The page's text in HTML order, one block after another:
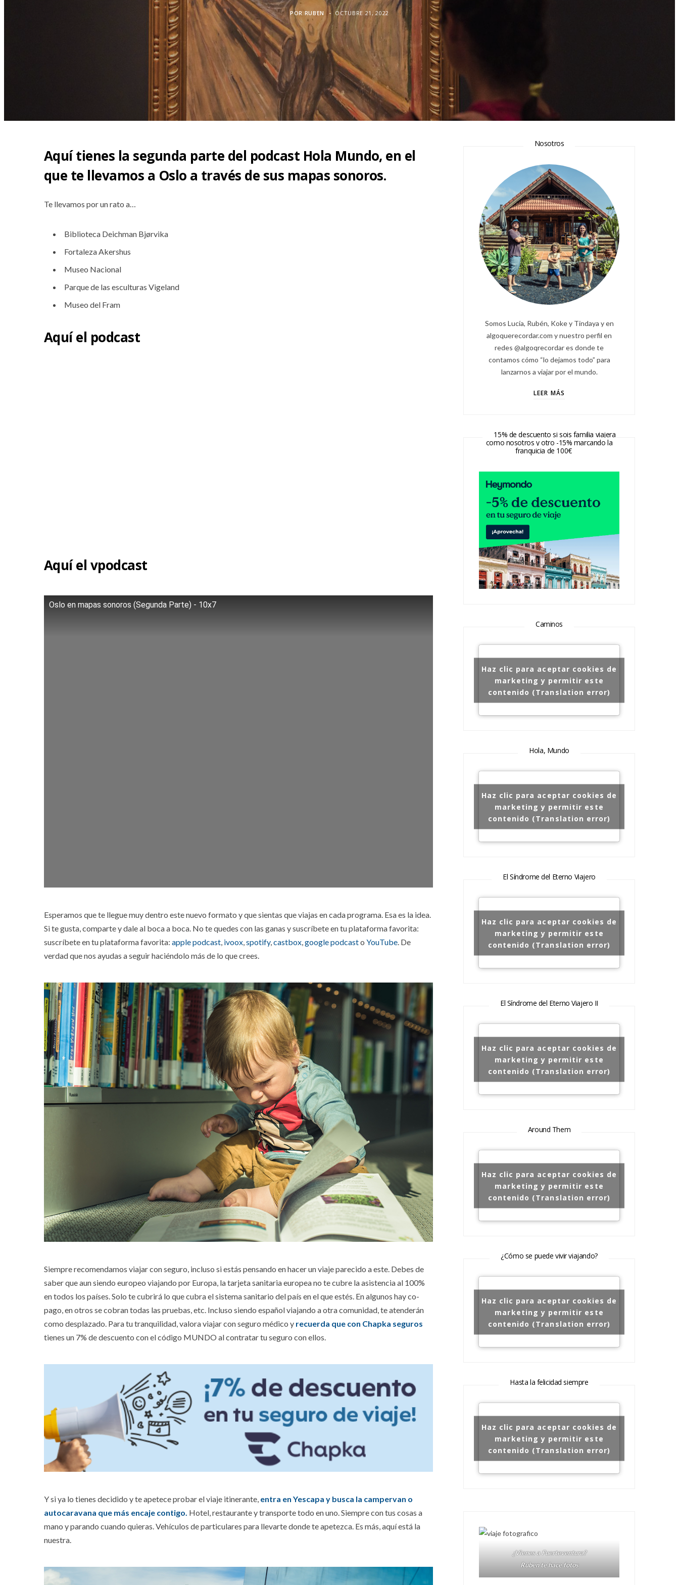
PORRUBEN OCTUBRE 21, 2022
Aquí tienes la segunda parte del podcast Hola Mundo, en el
que te llevamos a Oslo a través de sus mapas sonoros.
Te llevamos por un rato a…
Biblioteca Deichman Bjørvika
Fortaleza Akershus
Museo Nacional
Parque de las esculturas Vigeland
Museo del Fram
Aquí el podcast
Aquí el vpodcast
Oslo en mapas sonoros (Segunda Parte) - 10x7
Esperamos que te llegue muy dentro este nuevo formato y que sientas que viajas en cada programa. Esa es la idea.
Si te gusta, comparte y dale al boca a boca. No te quedes con las ganas y suscríbete en tu plataforma favorita:
suscríbete en tu plataforma favorita: apple podcast ivoox spotify, castbox google podcasto YouTube . De
verdad que nos ayudas a seguir haciéndolo más de lo que crees.
Siempre recomendamos viajar con seguro, incluso si estás pensando en hacer un viaje parecido a este. Debes de
saber que aun siendo europeo viajando por Europa, la tarjeta sanitaria europea no te cubre la asistencia al 100%
en todos los países. Solo te cubrirá lo que cubra el sistema sanitario del país en el que estés. En algunos hay co-
pago, en otros se cobran todas las pruebas, etc. Incluso siendo español viajando a otra comunidad, te atenderán
como desplazado. Para tu tranquilidad, valora viajar con seguro médico y recuerda que con Chapka seguros
tienes un 7% de descuento con el código MUNDO al contratar tu seguro con ellos.
Y si ya lo tienes decidido y te apetece probar el viaje itinerante, entra en Yescapa y busca la campervan o
autocaravana que más encaje contigo. Hotel, restaurante y transporte todo en uno. Siempre con tus cosas a
mano y parando cuando quieras. Vehículos de particulares para llevarte donde te apetezca. Es más, aquí está la
nuestra.
Nosotros
Somos Lucía, Rubén, Koke y Tindaya y en
algoquerecordar.com y nuestro perfil en
redes @algoqrecordar es donde te
contamos cómo “lo dejamos todo” para
lanzarnos a viajar por el mundo.
LEER MÁS
15% de descuento si sois familia viajera
como nosotros y otro -15% marcando la
franquicia de 100€
Caminos
Haz clic para aceptar cookies de
marketing y permitir este
contenido (Translation error)
Hola, Mundo
Haz clic para aceptar cookies de
marketing y permitir este
contenido (Translation error)
El Síndrome del Eterno Viajero
Haz clic para aceptar cookies de
marketing y permitir este
contenido (Translation error)
El Síndrome del Eterno Viajero II
Haz clic para aceptar cookies de
marketing y permitir este
contenido (Translation error)
Around Them
Haz clic para aceptar cookies de
marketing y permitir este
contenido (Translation error)
¿Cómo se puede vivir viajando?
Haz clic para aceptar cookies de
marketing y permitir este
contenido (Translation error)
Hasta la felicidad siempre
Haz clic para aceptar cookies de
marketing y permitir este
contenido (Translation error)
¿Vienes a Fuerteventura?
Ruben te hace fotos